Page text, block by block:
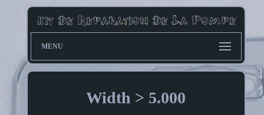
MENU
Width > 5.000